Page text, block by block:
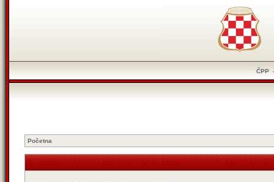
ČPP
Početna